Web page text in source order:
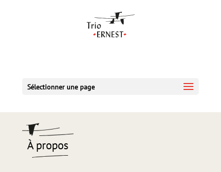
Sélectionner une page
À propos